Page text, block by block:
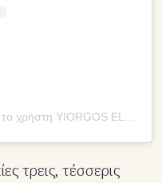
τρεις, τέσσερις